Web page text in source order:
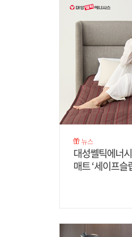
뉴스
대성쎌틱에너
매트 ‘세이프슬